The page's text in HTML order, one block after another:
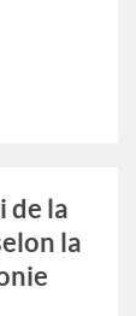
de la
la